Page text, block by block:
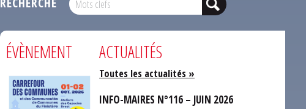
ÉVÈNEMENT ACTUALITÉS
Toutes les actualités »
INFO-MAIRES N°116 – JUIN 2026